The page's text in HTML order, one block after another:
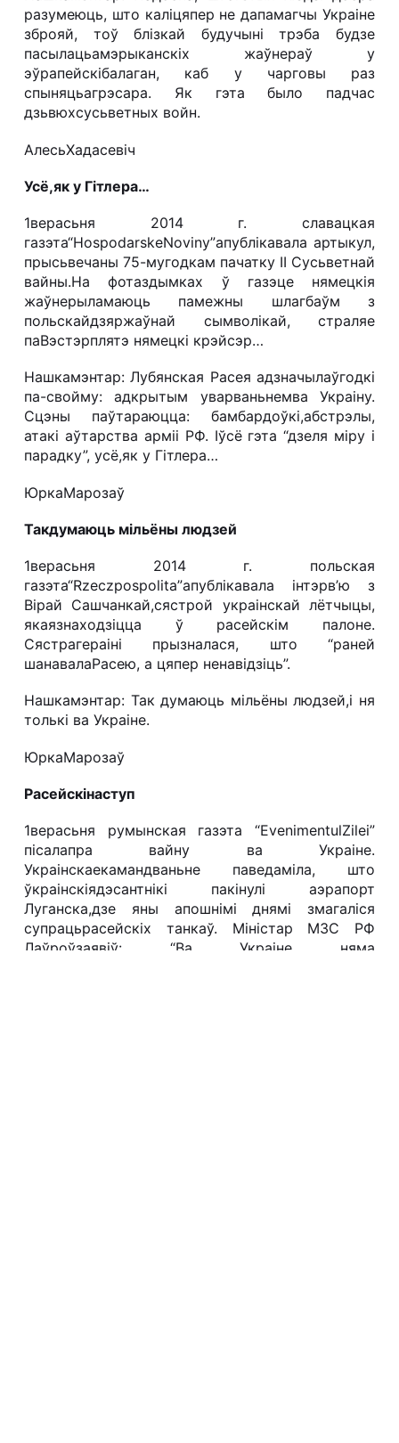
разумеюць, што каліцяпер не дапамагчы Украіне
зброяй, тоў блізкай будучыні трэба будзе
пасылацьамэрыканскіх жаўнераў у
эўрапейскібалаган, каб у чарговы раз
спыняцьагрэсара. Як гэта было падчас
дзьвюхсусьветных войн.
АлесьХадасевіч
Усё,як у Гітлера…
1верасьня 2014 г. славацкая
газэта“HospodarskeNoviny”апублікавала артыкул,
прысьвечаны 75-мугодкам пачатку ІІ Сусьветнай
вайны.На фотаздымках ў газэце нямецкія
жаўнерыламаюць памежны шлагбаўм з
польскайдзяржаўнай сымволікай, страляе
паВэстэрплятэ нямецкі крэйсэр…
Нашкамэнтар: Лубянская Расея адзначылаўгодкі
па-свойму: адкрытым уварваньнемва Украіну.
Сцэны паўтараюцца: бамбардоўкі,абстрэлы,
атакі аўтарства арміі РФ. Іўсё гэта “дзеля міру і
парадку”, усё,як у Гітлера…
ЮркаМарозаў
Такдумаюць мільёны людзей
1верасьня 2014 г. польская
газэта“Rzeczpospolita”апублікавала інтэрв’ю з
Вірай Сашчанкай,сястрой украінскай лётчыцы,
якаязнаходзіцца ў расейскім палоне.
Сястрагераіні прызналася, што “раней
шанавалаРасею, а цяпер ненавідзіць”.
Нашкамэнтар: Так думаюць мільёны людзей,і ня
толькі ва Украіне.
ЮркаМарозаў
Расейскінаступ
1верасьня румынская газэта “EvenimentulZilei”
пісалапра вайну ва Украіне.
Украінскаекамандваньне паведаміла, што
ўкраінскіядэсантнікі пакінулі аэрапорт
Луганска,дзе яны апошнімі днямі змагаліся
супрацьрасейскіх танкаў. Міністар МЗС РФ
Лаўроўзаявіў: “Ва Украіне няма